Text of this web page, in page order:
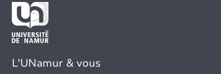
L'UNamur & vous